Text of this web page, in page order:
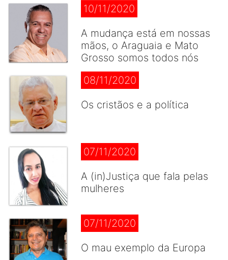
10/11/2020
A mudança está em nossas
mãos, o Araguaia e Mato
Grosso somos todos nós
08/11/2020
Os cristãos e a política
07/11/2020
A (in)Justiça que fala pelas
mulheres
07/11/2020
O mau exemplo da Europa